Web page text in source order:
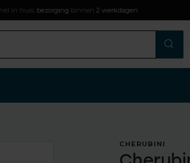
Snel in huis:bezorging binnen2 werkdagen
CHERUBINI